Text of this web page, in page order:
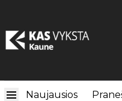
Naujausios